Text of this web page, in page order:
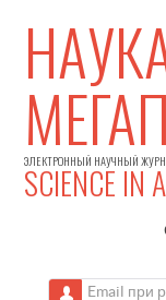
ЭЛЕКТРОННЫЙ НАУЧНЫЙ
SCIENCE IN
Email при